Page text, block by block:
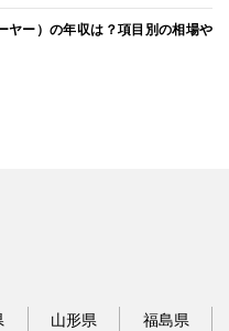
ヤー）の年収は？項目別の相場や
山形県 福島県